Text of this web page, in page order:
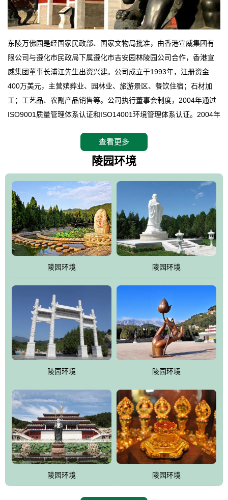
东陵万佛园是经国家民政部、国家文物局批准，由香港宣威集团有
限公司与遵化市民政局下属遵化市吉安园林陵园公司合作，香港宣
威集团董事长浦江先生出资兴建。公司成立于1993年，注册资金
400万美元，主营殡葬业、园林业、旅游景区、餐饮住宿；石材加
工；工艺品、农副产品销售等。公司执行董事会制度，2004年通过
ISO9001质量管理体系认证和ISO14001环境管理体系认证。2004年
拥有4A级旅游区头衔的花园式陵园，园内建有四星级酒店一座。
万佛园位于遵化市境内，座落在世界文化遗产清东陵地形墙内，地
形绝佳，地理位置优越，交通便利。公司以“建设全国顶级人生后花
园、打造佛教精品旅游圣地”为目标，以海外归侨、国内外知名人士
的墓地安葬、祭祀吊亡并结合旅游参观构成其主要使用功能；以苍
郁绚丽、优雅宜人的园林景观构成其外部形象。通过墓园建设与造
园手法相结合的默契操作，建成一处特色鲜明、服务周全、环境优
美、民族风格突出，与周边文物古迹交相呼应的极具吸引力的花园
式园林。
万佛园工程一期占地448亩，目前完成投资近12亿元人民币，园区采
用全仿古式建筑，寻求与世界文化遗产地清东陵的和谐统一，在园
区建设中寻求陵园建设与景区建设的有机融合，充分发挥独一无二
的地形优势，打造现代艺术园林，建设旅游景观、寺庙、酒店等综
合服务设施，服务于陵园经营，使企业的多元化经营项目相互依
托、相互促进，园区绿化覆盖率达90%。
查看更多
陵园环境
陵园环境 陵园环境
陵园环境 陵园环境
陵园环境 陵园环境